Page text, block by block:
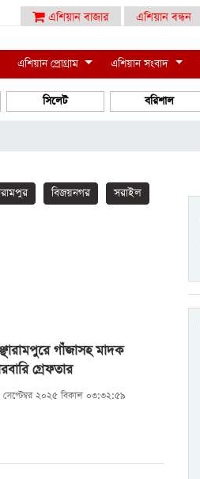
এশিয়ান বাজার এশিয়ান বন্ধন
এশিয়ান প্রোগ্রাম এশিয়ান সংবাদ
সিলেট বরিশাল
বিজয়নগর সরাইল
গাঁজাসহ মাদক
গ্রেফতার
২০২৫ বিকাল ০৩:৩২:৫৯